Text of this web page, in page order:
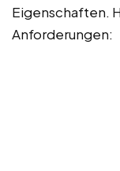
Eigenschaften.
Anforderungen: